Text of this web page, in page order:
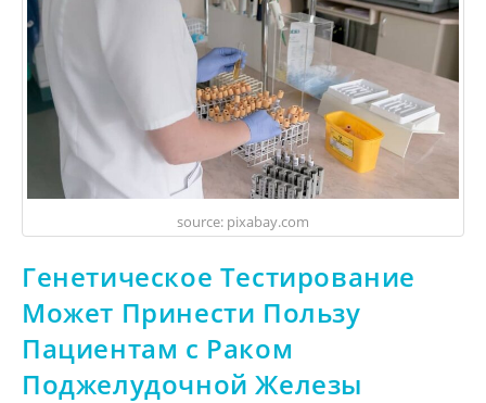
source: pixabay.com
Генетическое Тестирование
Может Принести Пользу
Пациентам с Раком
Поджелудочной Железы